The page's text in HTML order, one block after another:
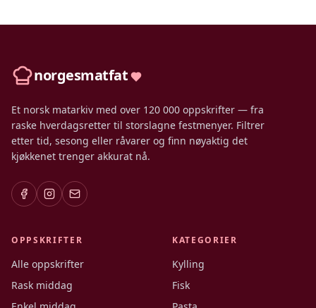
norgesmatfat
Et norsk matarkiv med over 120 000 oppskrifter — fra
raske hverdagsretter til storslagne festmenyer. Filtrer
etter tid, sesong eller råvarer og finn nøyaktig det
kjøkkenet trenger akkurat nå.
OPPSKRIFTER
Alle oppskrifter
Rask middag
KATEGORIER
Kylling
Fisk